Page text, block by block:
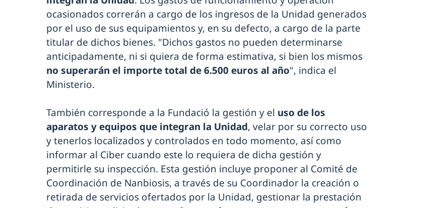
ocasionados correrán a cargo de los ingresos de la Unidad generados
por el uso de sus equipamientos y, en su defecto, a cargo de la parte
titular de dichos bienes. "Dichos gastos no pueden determinarse
anticipadamente, ni si quiera de forma estimativa, si bien los mismos
no superarán el importe total de 6.500 euros al año", indica el
Ministerio.
También corresponde a la Fundació la gestión y el uso de los
aparatos y equipos que integran la Unidad, velar por su correcto uso
y tenerlos localizados y controlados en todo momento, así como
informar al Ciber cuando este lo requiera de dicha gestión y
permitirle su inspección. Esta gestión incluye proponer al Comité de
Coordinación de Nanbiosis, a través de su Coordinador la creación o
retirada de servicios ofertados por la Unidad, gestionar la prestación